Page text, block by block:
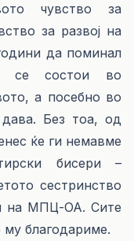
чувство за
за развој на
да поминал
се состои во
а посебно во
Без тоа, од
ќе ги немавме
бисери –
сестринство
на МПЦ-ОА. Сите
му благодариме.